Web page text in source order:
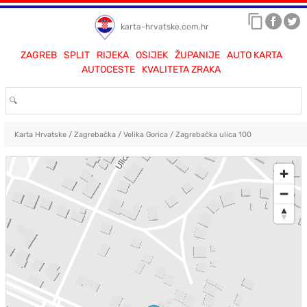
karta-hrvatske.com.hr
ZAGREB SPLIT RIJEKA OSIJEK ŽUPANIJE
AUTO KARTA
AUTOCESTE
KVALITETA ZRAKA
Karta Hrvatske/ Zagrebačka/ Velika Gorica/ Zagrebačka ulica 100